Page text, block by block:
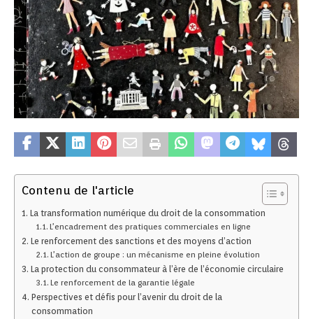
Contenu de l'article
La transformation numérique du droit de la consommation
L’encadrement des pratiques commerciales en ligne
Le renforcement des sanctions et des moyens d’action
L’action de groupe : un mécanisme en pleine évolution
La protection du consommateur à l’ère de l’économie circulaire
Le renforcement de la garantie légale
Perspectives et défis pour l’avenir du droit de la
consommation